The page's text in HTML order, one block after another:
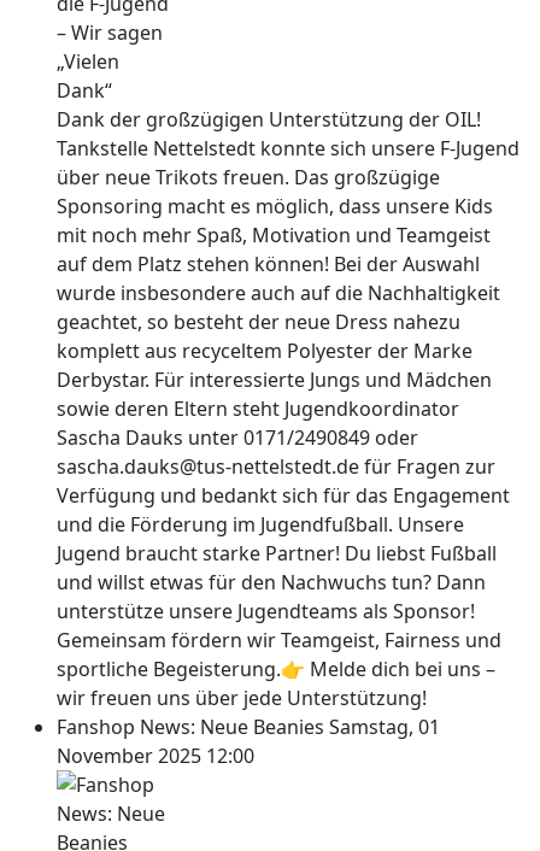
Dank der großzügigen Unterstützung der OIL!
Tankstelle Nettelstedt konnte sich unsere F-Jugend
über neue Trikots freuen. Das großzügige
Sponsoring macht es möglich, dass unsere Kids
mit noch mehr Spaß, Motivation und Teamgeist
auf dem Platz stehen können! Bei der Auswahl
wurde insbesondere auch auf die Nachhaltigkeit
geachtet, so besteht der neue Dress nahezu
komplett aus recyceltem Polyester der Marke
Derbystar. Für interessierte Jungs und Mädchen
sowie deren Eltern steht Jugendkoordinator
Sascha Dauks unter 0171/2490849 oder
sascha.dauks@tus-nettelstedt.de für Fragen zur
Verfügung und bedankt sich für das Engagement
und die Förderung im Jugendfußball. Unsere
Jugend braucht starke Partner! Du liebst Fußball
und willst etwas für den Nachwuchs tun? Dann
unterstütze unsere Jugendteams als Sponsor!
Gemeinsam fördern wir Teamgeist, Fairness und
sportliche Begeisterung.👉 Melde dich bei uns –
wir freuen uns über jede Unterstützung!
Fanshop News: Neue Beanies Samstag, 01
November 2025 12:00